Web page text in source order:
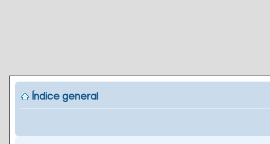
Índice general